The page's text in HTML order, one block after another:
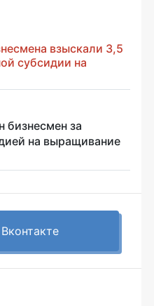
взыскали 3,5
субсидии на
бизнесмен за
на выращивание